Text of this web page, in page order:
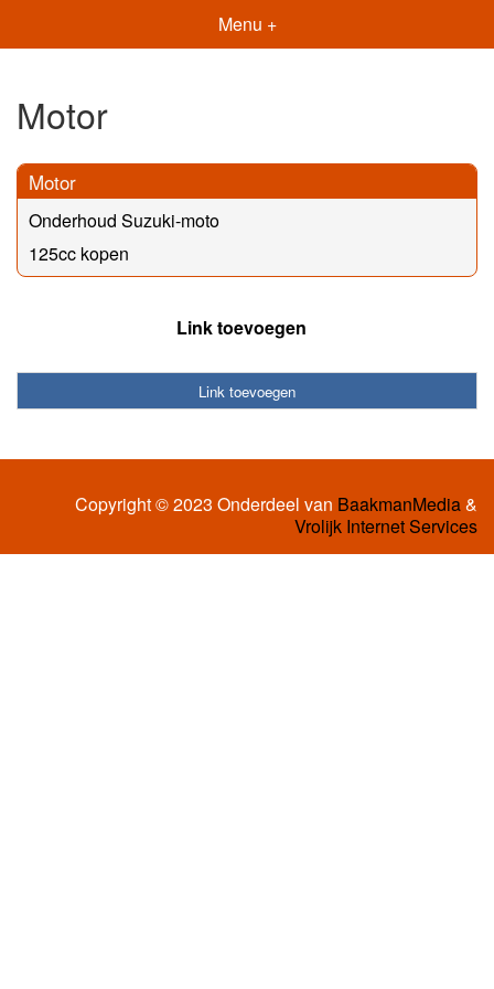
Menu +
Motor
Motor
Onderhoud Suzuki-moto
125cc kopen
Link toevoegen
Link toevoegen
Copyright © 2023 Onderdeel van BaakmanMedia&
Vrolijk Internet Services